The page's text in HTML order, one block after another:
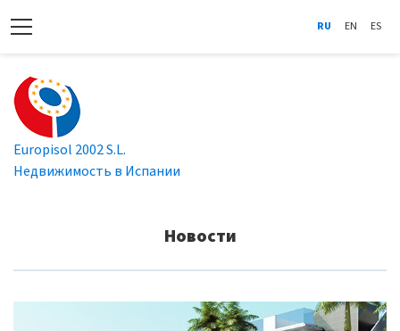
RU EN ES
Europisol 2002 S.L.
Недвижимость в Испании
Новости